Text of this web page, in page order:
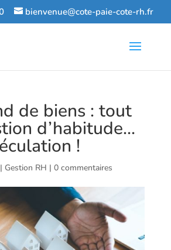
bienvenue@cote-paie-cote-rh.fr
de biens : tout
d’habitude…
!
Gestion RH | 0 commentaires